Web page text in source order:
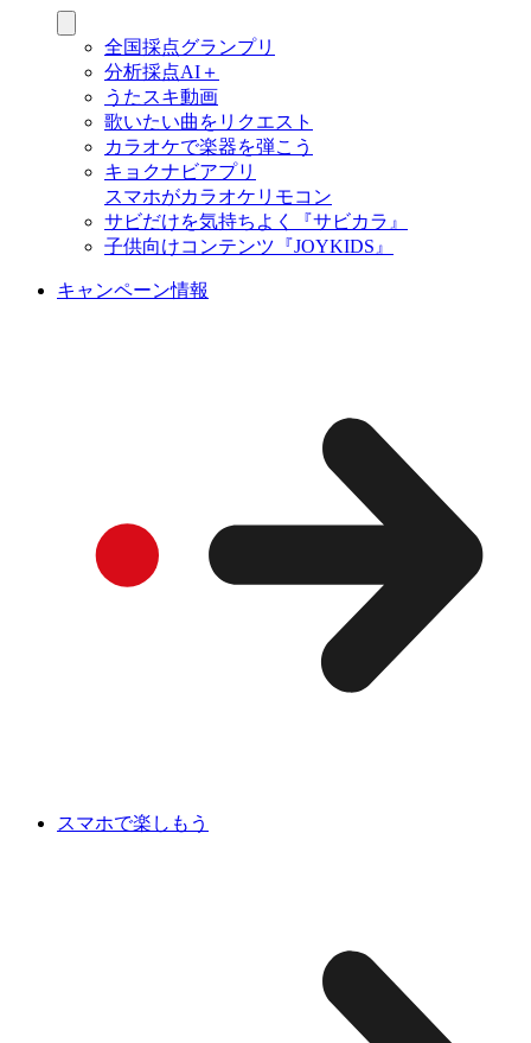
全国採点グランプリ
分析採点AI＋
うたスキ動画
歌いたい曲をリクエスト
カラオケで楽器を弾こう
キョクナビアプリ
スマホがカラオケリモコン
サビだけを気持ちよく『サビカラ』
子供向けコンテンツ『JOYKIDS』
キャンペーン情報
スマホで楽しもう